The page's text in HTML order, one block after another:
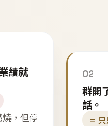
績就
，但停
02
群開
話。
＝